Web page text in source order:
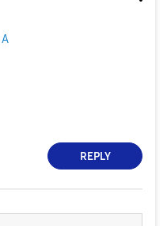
جالاكسى A
REPLY